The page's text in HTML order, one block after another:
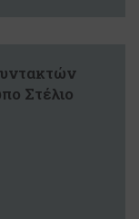
Στέλιο